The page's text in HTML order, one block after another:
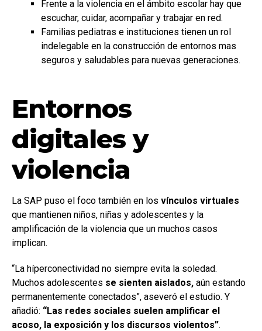
Frente a la violencia en el ámbito escolar hay que
escuchar, cuidar, acompañar y trabajar en red.
Familias pediatras e instituciones tienen un rol
indelegable en la construcción de entornos mas
seguros y saludables para nuevas generaciones.
Entornos
digitales y
violencia
La SAP puso el foco también en los vínculos virtuales
que mantienen niños, niñas y adolescentes y la
amplificación de la violencia que un muchos casos
implican.
“La híperconectividad no siempre evita la soledad.
Muchos adolescentes se sienten aislados, aún estando
permanentemente conectados”, aseveró el estudio. Y
añadió: “Las redes sociales suelen amplificar el
acoso, la exposición y los discursos violentos”.